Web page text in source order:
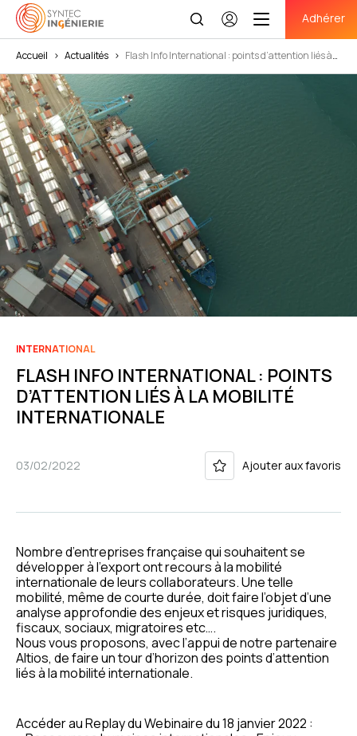
Se
connecter
Adhérer
Accueil > Actualités > Flash Info International : points d’attention liés à
INTERNATIONAL
FLASH INFO INTERNATIONAL : POINTS
D’ATTENTION LIÉS À LA MOBILITÉ
INTERNATIONALE
03/02/2022 Ajouter aux favoris
Nombre d’entreprises française qui souhaitent se
développer à l’export ont recours à la mobilité
internationale de leurs collaborateurs. Une telle
mobilité, même de courte durée, doit faire l’objet d’une
analyse approfondie des enjeux et risques juridiques,
fiscaux, sociaux, migratoires etc….
Nous vous proposons, avec l’appui de notre partenaire
Altios, de faire un tour d’horizon des points d’attention
liés à la mobilité internationale.
Accéder au Replay du Webinaire du 18 janvier 2022 :